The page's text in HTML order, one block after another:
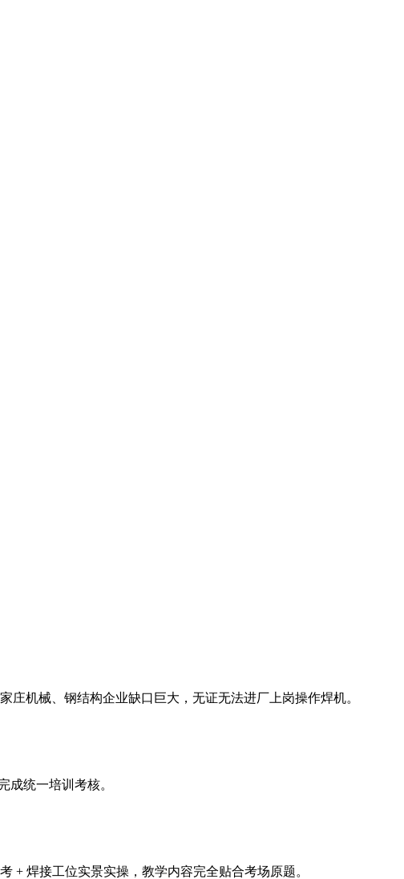
机械、钢结构企业缺口巨大，无证无法进厂上岗操作焊机。
成统一培训考核。
+ 焊接工位实景实操，教学内容完全贴合考场原题。